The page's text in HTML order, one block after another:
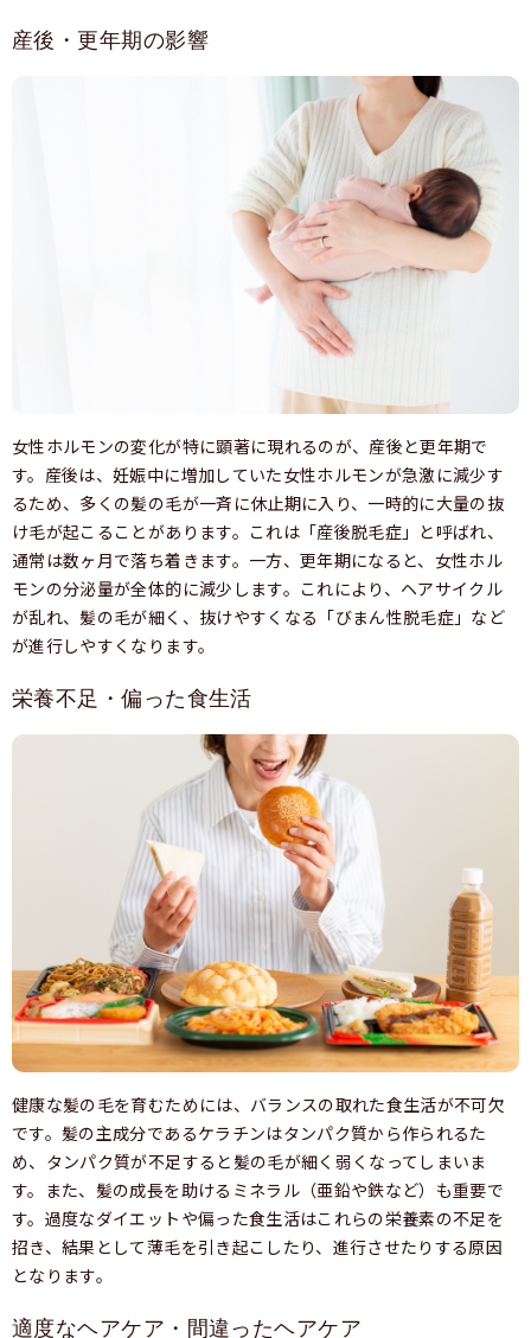
産後・更年期の影響
女性ホルモンの変化が特に顕著に現れるのが、産後と更年期で
す。産後は、妊娠中に増加していた女性ホルモンが急激に減少す
るため、多くの髪の毛が一斉に休止期に入り、一時的に大量の抜
け毛が起こることがあります。これは「産後脱毛症」と呼ばれ、
通常は数ヶ月で落ち着きます。一方、更年期になると、女性ホル
モンの分泌量が全体的に減少します。これにより、ヘアサイクル
が乱れ、髪の毛が細く、抜けやすくなる「びまん性脱毛症」など
が進行しやすくなります。
栄養不足・偏った食生活
健康な髪の毛を育むためには、バランスの取れた食生活が不可欠
です。髪の主成分であるケラチンはタンパク質から作られるた
め、タンパク質が不足すると髪の毛が細く弱くなってしまいま
す。また、髪の成長を助けるミネラル（亜鉛や鉄など）も重要で
す。過度なダイエットや偏った食生活はこれらの栄養素の不足を
招き、結果として薄毛を引き起こしたり、進行させたりする原因
となります。
適度なヘアケア・間違ったヘアケア